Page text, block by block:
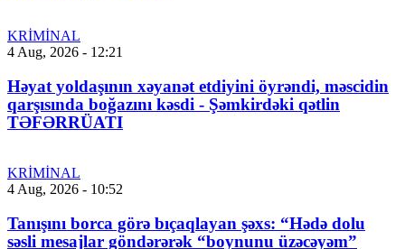
KRİMİNAL
4 Aug, 2026 - 12:21
Həyat yoldaşının xəyanət etdiyini öyrəndi, məscidin
qarşısında boğazını kəsdi - Şəmkirdəki qətlin
TƏFƏRRÜATI
KRİMİNAL
4 Aug, 2026 - 10:52
Tanışını borca görə bıçaqlayan şəxs: “Hədə dolu
səsli mesajlar göndərərək “boynunu üzəcəyəm”